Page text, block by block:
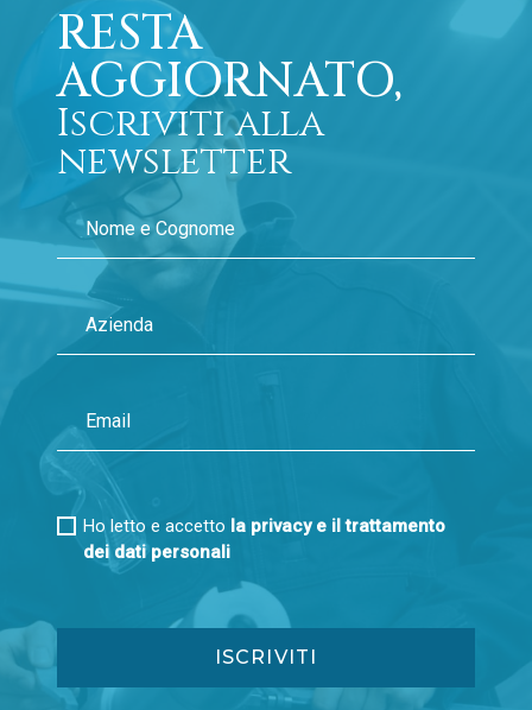
RESTA
AGGIORNATO,
Iscriviti alla
newsletter
Ho letto e accetto la privacy e il trattamento
dei dati personali